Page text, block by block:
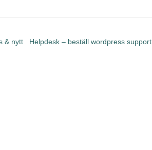
& nytt
Helpdesk – beställ wordpress support